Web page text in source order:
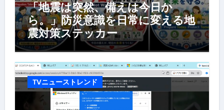
「地震は突然、備えは今日か
ら。」防災意識を日常に変える地
震対策ステッカー
TVニューストレンド